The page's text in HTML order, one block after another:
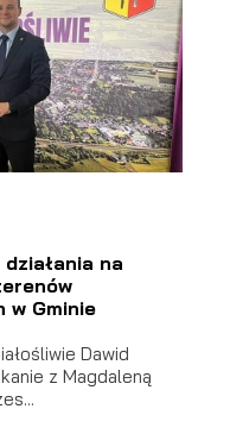
na
Gminie
Dawid
z Magdaleną